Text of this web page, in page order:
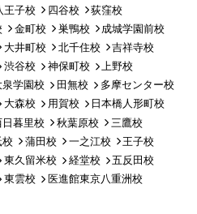
王子校 四谷校
荻窪校
金町校 巣鴨校
成城学園前校
大井町校 北千住校
吉祥寺校
渋谷校 神保町校
上野校
泉学園校 田無校
多摩センター校
大森校 用賀校
日本橋人形町校
日暮里校 秋葉原校
三鷹校
校 蒲田校 一之江校
王子校
東久留米校 経堂校
五反田校
東雲校
医進館東京八重洲校